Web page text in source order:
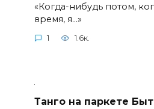
«Когда-нибудь потом,
время, я…»
1 1.6к.
Танго на паркете